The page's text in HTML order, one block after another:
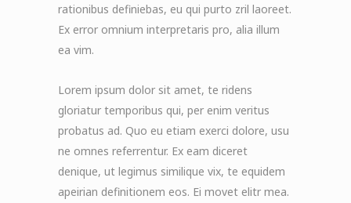
rationibus definiebas, eu qui purto zril laoreet.
Ex error omnium interpretaris pro, alia illum
ea vim.
Lorem ipsum dolor sit amet, te ridens
gloriatur temporibus qui, per enim veritus
probatus ad. Quo eu etiam exerci dolore, usu
ne omnes referrentur. Ex eam diceret
denique, ut legimus similique vix, te equidem
apeirian definitionem eos. Ei movet elitr mea.